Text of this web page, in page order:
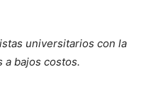
universitarios con la
a bajos costos.